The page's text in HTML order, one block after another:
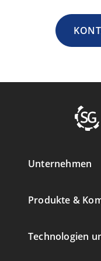
Unternehmen
Produkte &
Technologien